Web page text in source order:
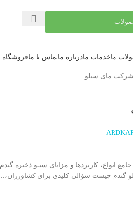
ماخدمات مادرباره ماتماس با مافروشگاه
انواع، کاربردها و مزایای سیلو ذخیره گندم
گندم چیست سؤالی کلیدی برای کشاورزان،...